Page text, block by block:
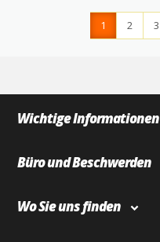
1 2
3
Wichtige Informationen
Büro und Beschwerden
Wo Sie uns finden